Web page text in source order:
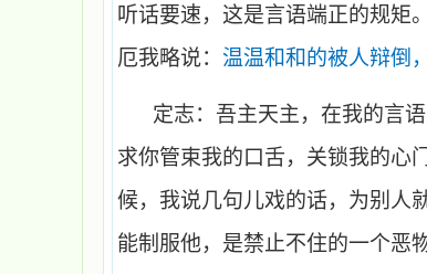
听话要速，这是言语端正的规矩
厄我略说： 温温和和的被人辩倒
定志：吾主天主，在我的言
求你管束我的口舌，关锁我的心
候，我说几句儿戏的话，为别人
能制服他，是禁止不住的一个恶